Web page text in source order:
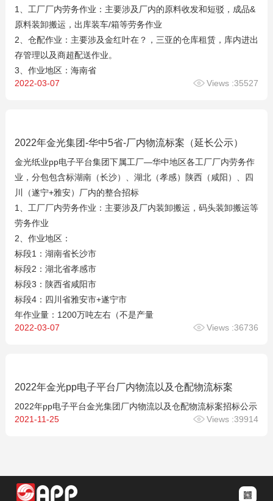
1、工厂厂内劳务作业：主要涉及厂内的原料收发和短驳，成品&
原料装卸搬运，出库装车/箱等劳务作业
2、仓配作业：主要涉及金红叶在？，三亚的仓库租赁，库内进出
存管理以及商超配送作业。
3、作业地区：海南省
2022-03-07
Views :35527
2022年金光集团-华中5省-厂内物流标案（延长公示）
金光纸业pp电子平台集团下属工厂—华中地区各工厂厂内劳务作
业，分包包含标湖南（长沙）、湖北（孝感）陕西（咸阳）、四
川（遂宁+雅安）厂内的整合招标
1、工厂厂内劳务作业：主要涉及厂内装卸搬运，码头装卸搬运等
劳务作业
2、作业地区：
标段1：湖南省长沙市
标段2：湖北省孝感市
标段3：陕西省咸阳市
标段4：四川省雅安市+遂宁市
年作业量：1200万吨左右（不是产量
2022-03-07
Views :36736
2022年金光pp电子平台厂内物流以及仓配物流标案
2022年pp电子平台金光集团厂内物流以及仓配物流标案招标公示
2021-11-25
Views :39914